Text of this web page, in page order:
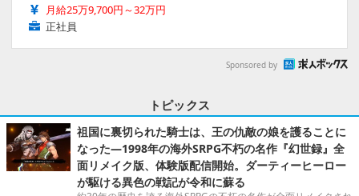
月給25万9,700円～32万円
正社員
Sponsored by
トピックス
祖国に裏切られた騎士は、王の仇敵の娘を護ることに
なった―1998年の海外SRPG不朽の名作『幻世録』全
面リメイク版、体験版配信開始。ダーティーヒーロー
が駆ける異色の戦記が令和に蘇る